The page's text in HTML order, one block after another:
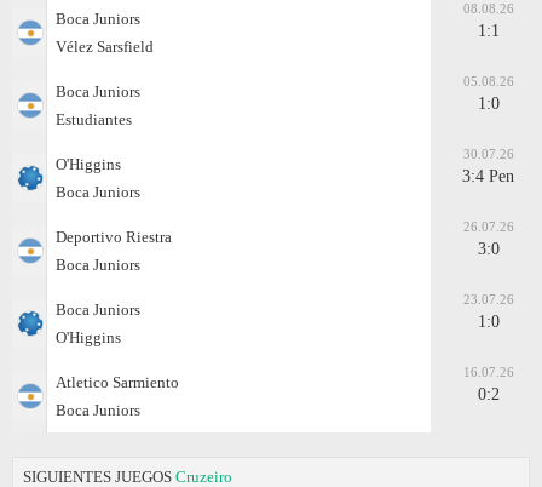
Boca Juniors
Vélez Sarsfield
08.08.26
1:1
Boca Juniors
Estudiantes
05.08.26
1:0
O'Higgins
Boca Juniors
30.07.26
3:4 Pen
Deportivo Riestra
Boca Juniors
26.07.26
3:0
Boca Juniors
O'Higgins
23.07.26
1:0
Atletico Sarmiento
Boca Juniors
16.07.26
0:2
SIGUIENTES JUEGOS Cruzeiro